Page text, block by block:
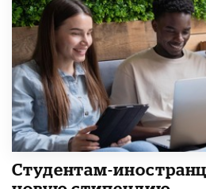
Студентам-